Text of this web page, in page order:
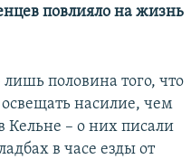
повлияло на жизнь
половина того, что
насилие, чем
– о них писали
в часе езды от